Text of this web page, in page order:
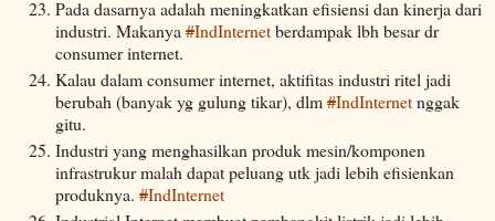
Pada dasarnya adalah meningkatkan efisiensi dan kinerja dari
industri. Makanya #IndInternetberdampak lbh besar dr
consumer internet.
Kalau dalam consumer internet, aktifitas industri ritel jadi
berubah (banyak yg gulung tikar), dlm#IndInternetnggak
gitu.
Industri yang menghasilkan produk mesin/komponen
infrastrukur malah dapat peluang utk jadi lebih efisienkan
produknya. #IndInternet